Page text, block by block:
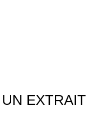
EXTRAIT